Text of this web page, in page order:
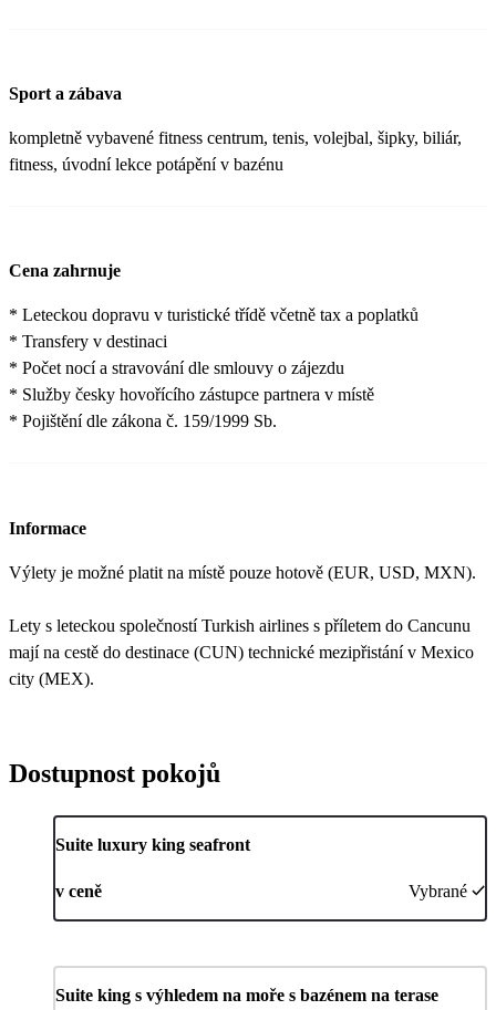
Sport a zábava
kompletně vybavené fitness centrum, tenis, volejbal, šipky, biliár,
fitness, úvodní lekce potápění v bazénu
Cena zahrnuje
* Leteckou dopravu v turistické třídě včetně tax a poplatků
* Transfery v destinaci
* Počet nocí a stravování dle smlouvy o zájezdu
* Služby česky hovořícího zástupce partnera v místě
* Pojištění dle zákona č. 159/1999 Sb.
Informace
Výlety je možné platit na místě pouze hotově (EUR, USD, MXN).
Lety s leteckou společností Turkish airlines s příletem do Cancunu
mají na cestě do destinace (CUN) technické mezipřistání v Mexico
city (MEX).
Dostupnost pokojů
Suite luxury king seafront
v ceně Vybrané
Suite king s výhledem na moře s bazénem na terase